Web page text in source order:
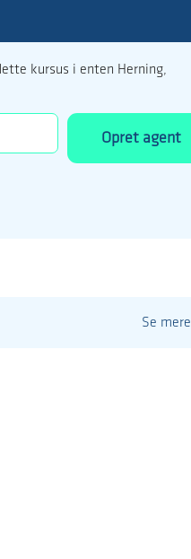
kursus i enten Herning,
Opret agent
Se mere